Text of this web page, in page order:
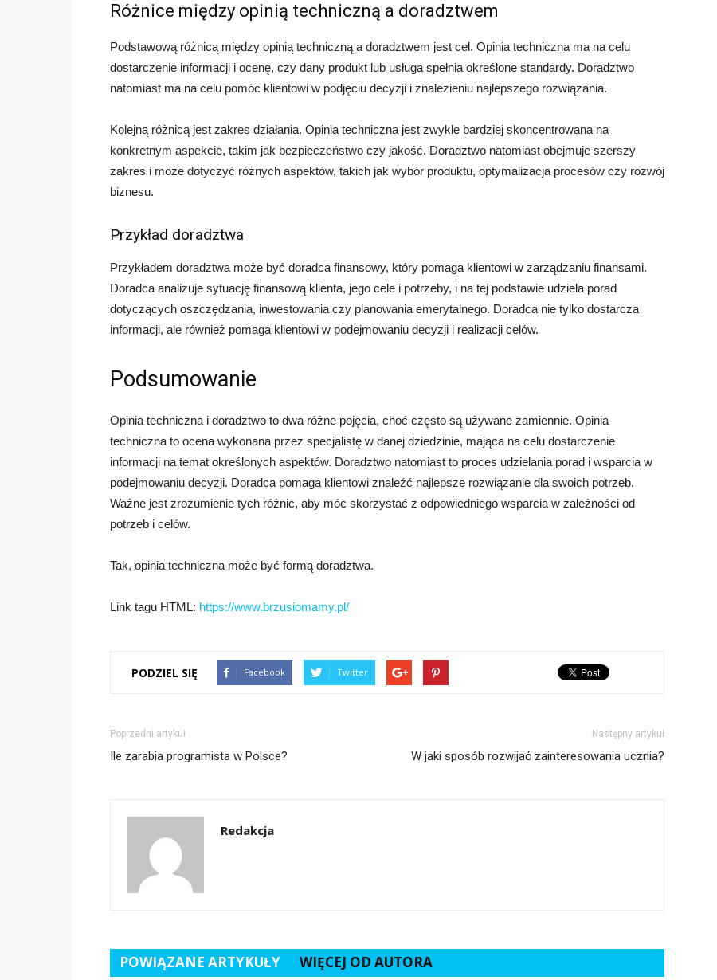
Różnice między opinią techniczną a doradztwem
Podstawową różnicą między opinią techniczną a doradztwem jest cel. Opinia techniczna ma na celu
dostarczenie informacji i ocenę, czy dany produkt lub usługa spełnia określone standardy. Doradztwo
natomiast ma na celu pomóc klientowi w podjęciu decyzji i znalezieniu najlepszego rozwiązania.
Kolejną różnicą jest zakres działania. Opinia techniczna jest zwykle bardziej skoncentrowana na
konkretnym aspekcie, takim jak bezpieczeństwo czy jakość. Doradztwo natomiast obejmuje szerszy
zakres i może dotyczyć różnych aspektów, takich jak wybór produktu, optymalizacja procesów czy rozwój
biznesu.
Przykład doradztwa
Przykładem doradztwa może być doradca finansowy, który pomaga klientowi w zarządzaniu finansami.
Doradca analizuje sytuację finansową klienta, jego cele i potrzeby, i na tej podstawie udziela porad
dotyczących oszczędzania, inwestowania czy planowania emerytalnego. Doradca nie tylko dostarcza
informacji, ale również pomaga klientowi w podejmowaniu decyzji i realizacji celów.
Podsumowanie
Opinia techniczna i doradztwo to dwa różne pojęcia, choć często są używane zamiennie. Opinia
techniczna to ocena wykonana przez specjalistę w danej dziedzinie, mająca na celu dostarczenie
informacji na temat określonych aspektów. Doradztwo natomiast to proces udzielania porad i wsparcia w
podejmowaniu decyzji. Doradca pomaga klientowi znaleźć najlepsze rozwiązanie dla swoich potrzeb.
Ważne jest zrozumienie tych różnic, aby móc skorzystać z odpowiedniego wsparcia w zależności od
potrzeb i celów.
Tak, opinia techniczna może być formą doradztwa.
Link tagu HTML: https://www.brzusiomamy.pl/
PODZIEL SIĘ Facebook Twitter
Poprzedni artykuł
Ile zarabia programista w Polsce?
Następny artykuł
W jaki sposób rozwijać zainteresowania ucznia?
Redakcja
POWIĄZANE ARTYKUŁY WIĘCEJ OD AUTORA